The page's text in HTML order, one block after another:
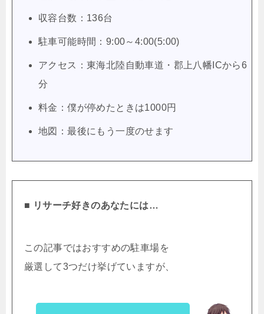
収容台数：136台
駐車可能時間：9:00～4:00(5:00)
アクセス：東海北陸自動車道・郡上八幡ICから6
分
料金：僕が停めたときは1000円
地図：最後にもう一度のせます
■ リサーチ好きのあなたには…
この記事ではおすすめの駐車場を
厳選して3つだけ挙げていますが、